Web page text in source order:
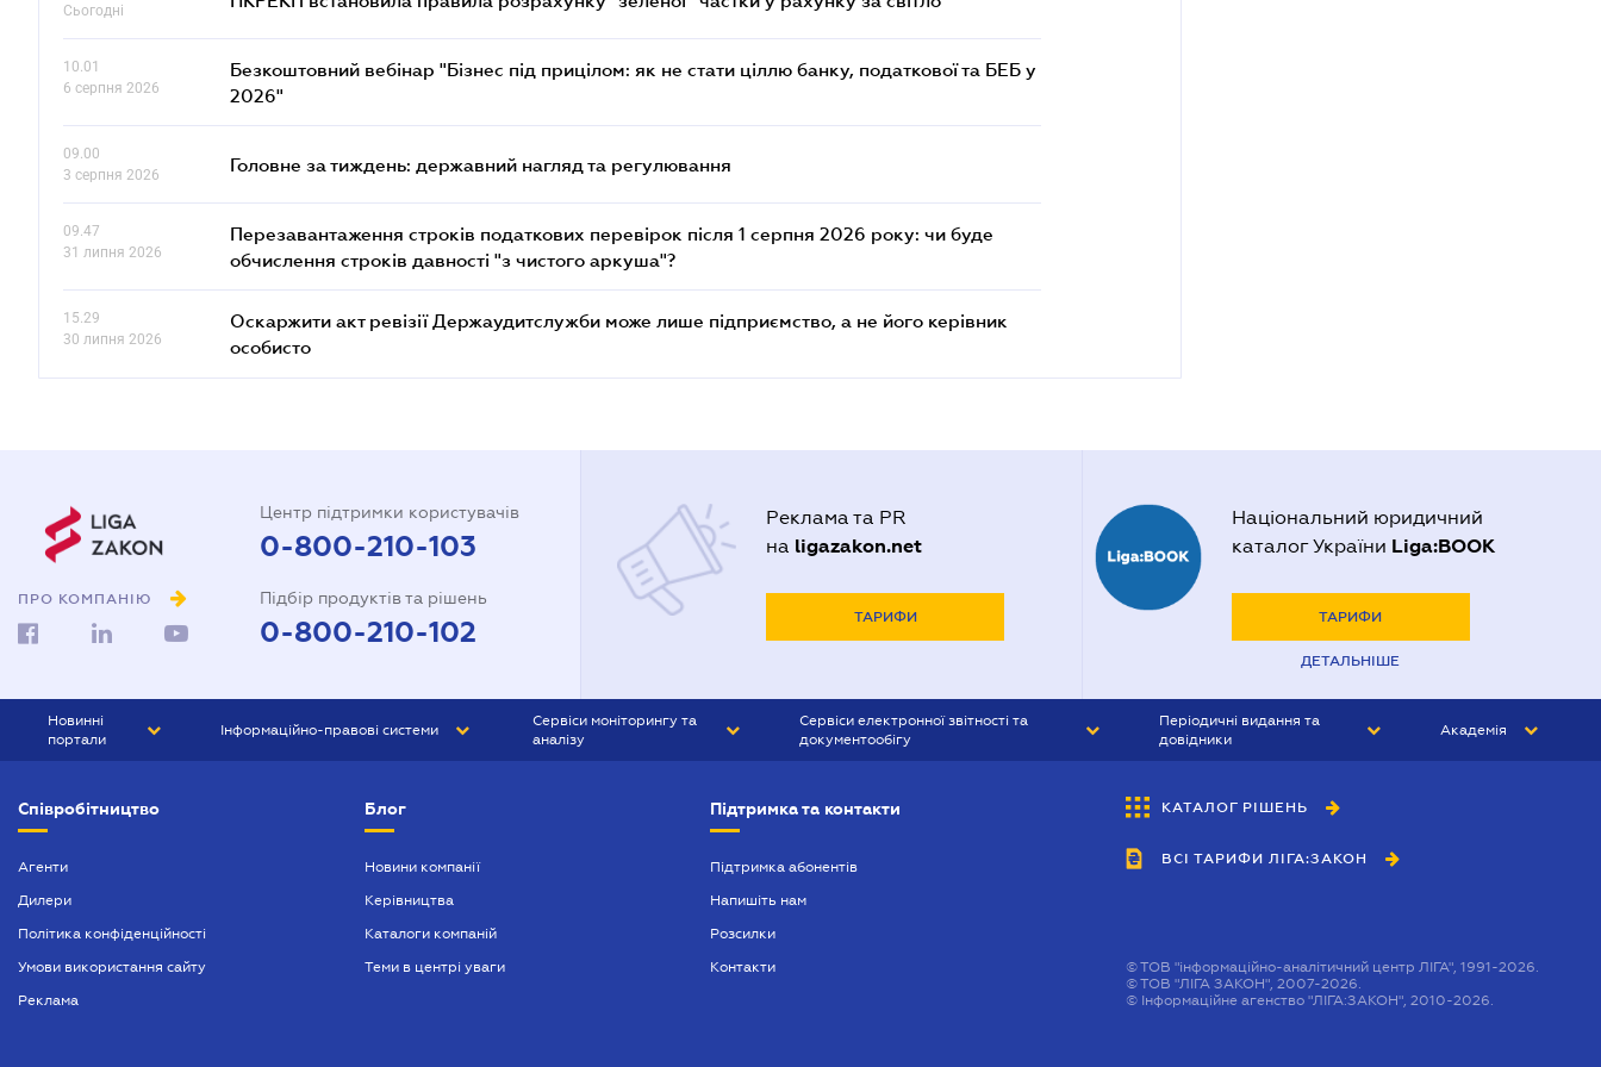
Сьогодні
10.01
6 серпня 2026
Безкоштовний вебінар "Бізнес під прицілом: як не стати ціллю банку, податкової та БЕБ у
2026"
09.00
3 серпня 2026
Головне за тиждень: державний нагляд та регулювання
09.47
31 липня 2026
Перезавантаження строків податкових перевірок після 1 серпня 2026 року: чи буде
обчислення строків давності "з чистого аркуша"?
15.29
30 липня 2026
Оскаржити акт ревізії Держаудитслужби може лише підприємство, а не його керівник
особисто
ПРО КОМПАНІЮ
Центр підтримки користувачів
0-800-210-103
Підбір продуктів та рішень
0-800-210-102
Реклама та PR
на ligazakon.net
ТАРИФИ
Національний юридичний
каталог України Liga:BOOK
ТАРИФИ
ДЕТАЛЬНІШЕ
Новинні
портали
БІЗНЕС
Інформаційно-правові системи
БУХГАЛТЕР ПРОФ
Сервіси моніторингу та
аналізу
Сервіси електронної звітності та
документообігу
Періодичні видання та
довідники
БУХГАЛТЕР&ЗАКОН
ВІСНИК МСФЗ
Академія
Співробітництво
Агенти
Дилери
Політика конфіденційності
Умови використання сайту
Реклама
Блог
Новини компанії
Керівництва
Каталоги компаній
Теми в центрі уваги
Підтримка та контакти
Підтримка абонентів
Напишіть нам
Розсилки
Контакти
КАТАЛОГ РІШЕНЬ
ВСІ ТАРИФИ ЛІГА:ЗАКОН
©ТОВ "інформаційно-аналітичний центр ЛІГА", 1991-2026.
©ТОВ "ЛІГА ЗАКОН", 2007-2026.
© Інформаційне агенство "ЛІГА:ЗАКОН", 2010-2026.